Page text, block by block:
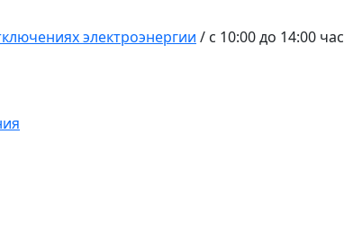
электроэнергии / с 10:00 до 14:00